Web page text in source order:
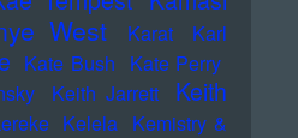
West Karat
Karl
Kate Bush Kate Perry
Keith Jarrett
Keith
Kelela Kemistry &